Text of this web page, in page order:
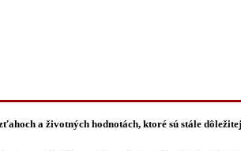
a životných hodnotách, ktoré sú stále